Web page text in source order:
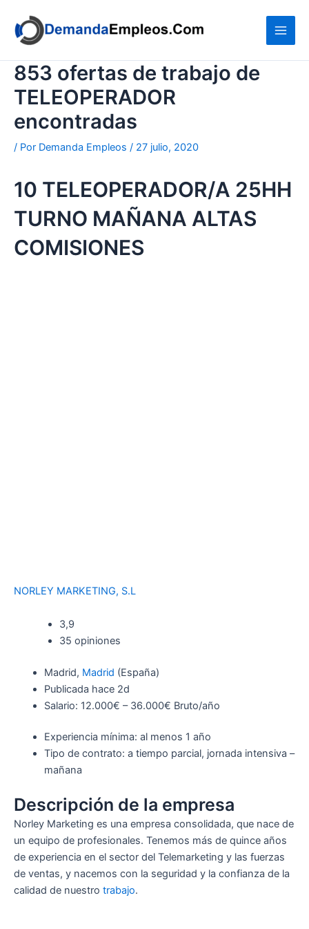
contenido
853 ofertas de trabajo de
TELEOPERADOR
encontradas
/ Por Demanda Empleos / 27 julio, 2020
10 TELEOPERADOR/A 25HH
TURNO MAÑANA ALTAS
COMISIONES
NORLEY MARKETING, S.L
3,9
35 opiniones
Madrid, Madrid (España)
Publicada hace 2d
Salario: 12.000€ – 36.000€ Bruto/año
Experiencia mínima: al menos 1 año
Tipo de contrato: a tiempo parcial, jornada intensiva –
mañana
Descripción de la empresa
Norley Marketing es una empresa consolidada, que nace de
un equipo de profesionales. Tenemos más de quince años
de experiencia en el sector del Telemarketing y las fuerzas
de ventas, y nacemos con la seguridad y la confianza de la
calidad de nuestro trabajo.